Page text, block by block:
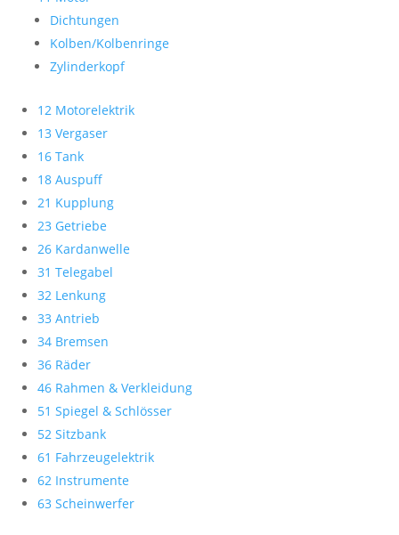
Dichtungen
Kolben/Kolbenringe
Zylinderkopf
12 Motorelektrik
13 Vergaser
16 Tank
18 Auspuff
21 Kupplung
23 Getriebe
26 Kardanwelle
31 Telegabel
32 Lenkung
33 Antrieb
34 Bremsen
36 Räder
46 Rahmen & Verkleidung
51 Spiegel & Schlösser
52 Sitzbank
61 Fahrzeugelektrik
62 Instrumente
63 Scheinwerfer